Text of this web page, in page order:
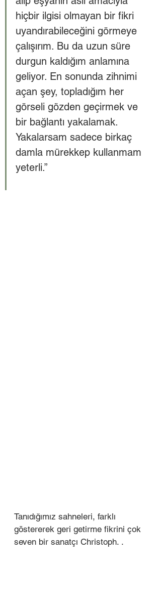
hiçbir ilgisi olmayan bir fikri
uyandırabileceğini görmeye
çalışırım. Bu da uzun süre
durgun kaldığım anlamına
geliyor. En sonunda zihnimi
açan şey, topladığım her
görseli gözden geçirmek ve
bir bağlantı yakalamak.
Yakalarsam sadece birkaç
damla mürekkep kullanmam
yeterli.”
Tanıdığımız sahneleri, farklı
göstererek geri getirme fikrini çok
seven bir sanatçı Christoph. .